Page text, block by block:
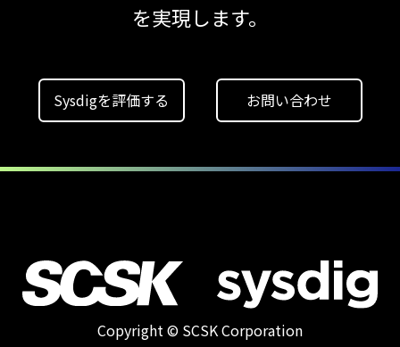
2026年6月
クラウド構成ミスを未然に防ぐSecurity
Posture
Local機能の実装ガイド
【ブログ】
Workload
を実現します。
Sysdigを評価する お問い合わせ
Copyright © SCSK Corporation